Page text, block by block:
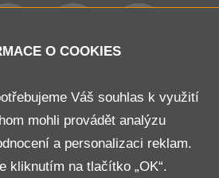
O COOKIES
Váš souhlas k využití
mohli provádět analýzu
a personalizaci reklam.
kliknutím na tlačítko „OK“.